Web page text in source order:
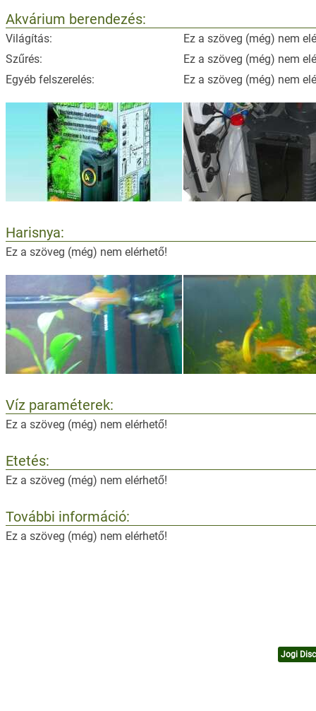
Akvárium berendezés:
Világítás:
Ez a szöveg (még) nem
Szűrés:
Ez a szöveg (még) nem
Egyéb felszerelés:
Ez a szöveg (még) nem
Harisnya:
Ez a szöveg (még) nem elérhető!
Víz paraméterek:
Ez a szöveg (még) nem elérhető!
Etetés:
Ez a szöveg (még) nem elérhető!
További információ:
Ez a szöveg (még) nem elérhető!
Jogi